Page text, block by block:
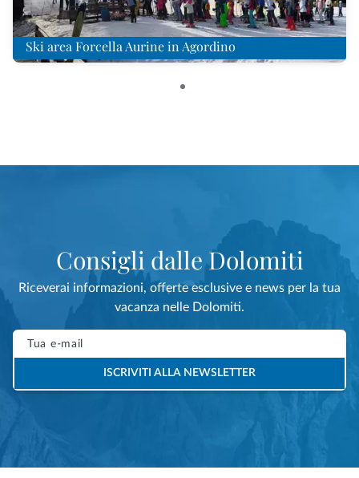
Ski area Forcella Aurine in Agordino
Consigli dalle Dolomiti
Riceverai informazioni, offerte esclusive e news per la tua
vacanza nelle Dolomiti.
ISCRIVITI ALLA NEWSLETTER